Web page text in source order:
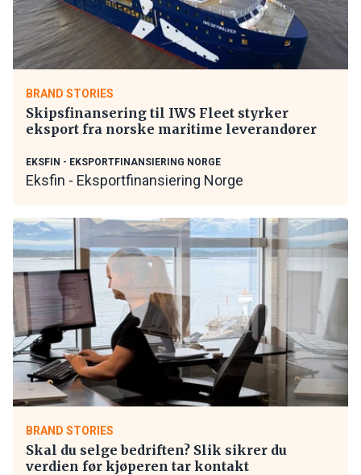
BRAND STORIES
Skipsfinansering til IWS Fleet styrker
eksport fra norske maritime leverandører
EKSFIN - EKSPORTFINANSIERING NORGE
Eksfin - Eksportfinansiering Norge
BRAND STORIES
Skal du selge bedriften? Slik sikrer du
verdien før kjøperen tar kontakt